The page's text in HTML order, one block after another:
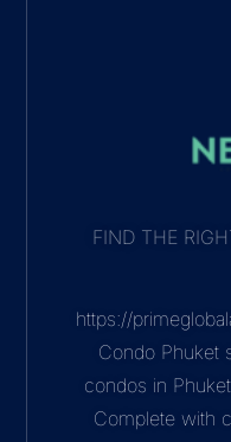
FIND THE
https://
Condo Phuket
condos in
Complete with